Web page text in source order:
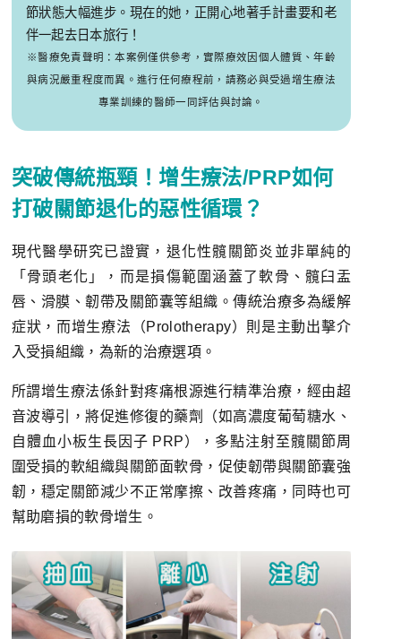
節狀態大幅進步。現在的她，正開心地著手計畫要和老
伴一起去日本旅行！
※醫療免責聲明：本案例僅供參考，實際療效因個人體質、年齡
與病況嚴重程度而異。進行任何療程前，請務必與受過增生療法
專業訓練的醫師一同評估與討論。
突破傳統瓶頸！增生療法/PRP如何
打破關節退化的惡性循環？
現代醫學研究已證實，退化性髖關節炎並非單純的
「骨頭老化」，而是損傷範圍涵蓋了軟骨、髖臼盂
唇、滑膜、韌帶及關節囊等組織。傳統治療多為緩解
症狀，而增生療法（Prolotherapy）則是主動出擊介
入受損組織，為新的治療選項。
所謂增生療法係針對疼痛根源進行精準治療，經由超
音波導引，將促進修復的藥劑（如高濃度葡萄糖水、
自體血小板生長因子 PRP），多點注射至髖關節周
圍受損的軟組織與關節面軟骨，促使韌帶與關節囊強
韌，穩定關節減少不正常摩擦、改善疼痛，同時也可
幫助磨損的軟骨增生。